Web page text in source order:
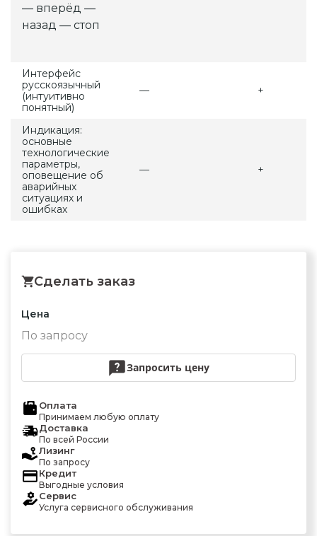
— вперёд —
назад — стоп
Интерфейс
русскоязычный
(интуитивно
понятный)
— +
Индикация:
основные
технологические
параметры,
оповещение об
аварийных
ситуациях и
ошибках
— +
Сделать заказ
Цена
По запросу
Запросить цену
Оплата
Принимаем любую оплату
Доставка
По всей России
Лизинг
По запросу
Кредит
Выгодные условия
Сервис
Услуга сервисного обслуживания